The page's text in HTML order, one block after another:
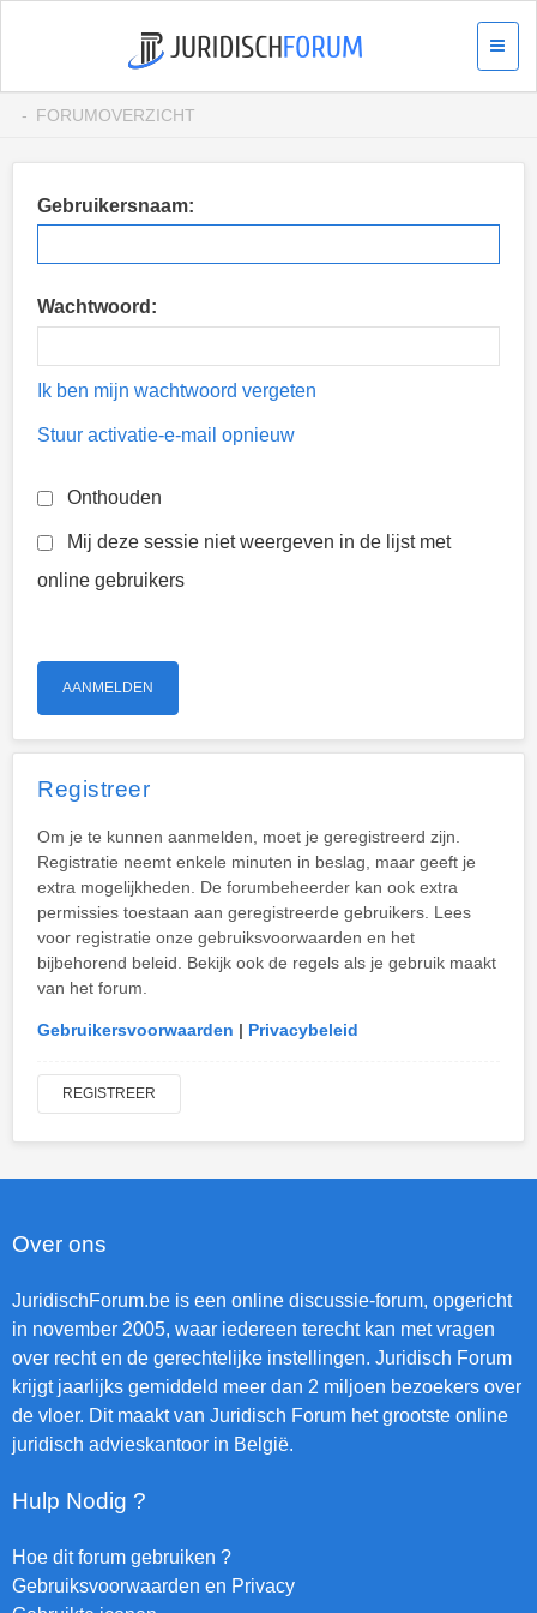
FORUMOVERZICHT
Gebruikersnaam:
Wachtwoord:
Ik ben mijn wachtwoord vergeten
Stuur activatie-e-mail opnieuw
Onthouden
Mij deze sessie niet weergeven in de lijst met
online gebruikers
Registreer
Om je te kunnen aanmelden, moet je geregistreerd zijn.
Registratie neemt enkele minuten in beslag, maar geeft je
extra mogelijkheden. De forumbeheerder kan ook extra
permissies toestaan aan geregistreerde gebruikers. Lees
voor registratie onze gebruiksvoorwaarden en het
bijbehorend beleid. Bekijk ook de regels als je gebruik maakt
van het forum.
Gebruikersvoorwaarden | Privacybeleid
REGISTREER
Over ons
JuridischForum.be is een online discussie-forum, opgericht
in november 2005, waar iedereen terecht kan met vragen
over recht en de gerechtelijke instellingen. Juridisch Forum
krijgt jaarlijks gemiddeld meer dan 2 miljoen bezoekers over
de vloer. Dit maakt van Juridisch Forum het grootste online
juridisch advieskantoor in België.
Hulp Nodig ?
Hoe dit forum gebruiken ?
Gebruiksvoorwaarden en Privacy